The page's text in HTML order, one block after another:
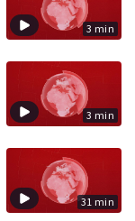
3 min
3 min
31 min